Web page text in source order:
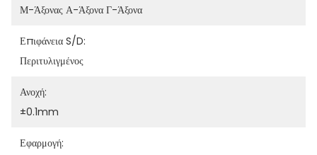
Μ-Άξονας Α-Άξονα Γ-Άξονα
Επιφάνεια S/D:
Περιτυλιγμένος
Ανοχή:
±0.1mm
Εφαρμογή: